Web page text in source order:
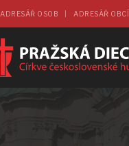
ADRESÁŘ OSOB ADRESÁŘ OBCÍ